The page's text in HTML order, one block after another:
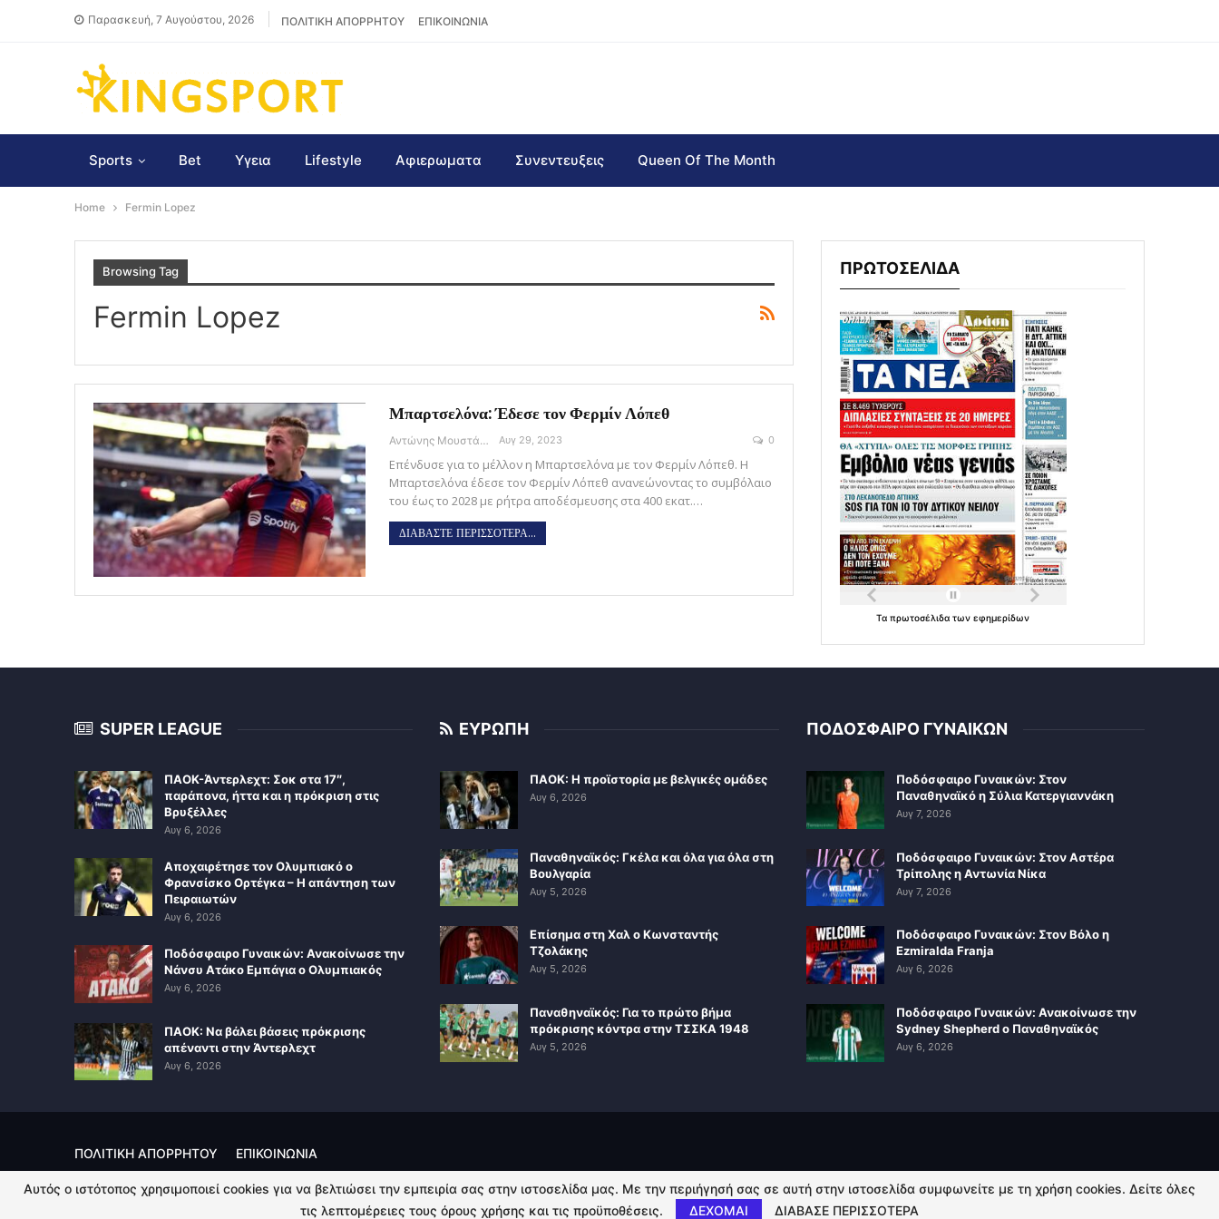
Παρασκευή, 7 Αυγούστου, 2026 ΠΟΛΙΤΙΚΗ ΑΠΟΡΡΗΤΟΥ ΕΠΙΚΟΙΝΩΝΙΑ
Sports Bet Υγεια Lifestyle Αφιερωματα Συνεντευξεις Queen Of The Month
Home Fermin Lopez
Browsing Tag
Fermin Lopez
Μπαρτσελόνα: Έδεσε τον Φερμίν Λόπεθ
Αντώνης Μουστάκας Αυγ 29, 2023 0
Επένδυσε για το μέλλον η Μπαρτσελόνα με τον Φερμίν Λόπεθ. Η
Μπαρτσελόνα έδεσε τον Φερμίν Λόπεθ ανανεώνοντας το συμβόλαιο
του έως το 2028 με ρήτρα αποδέσμευσης στα 400 εκατ.…
ΔΙΑΒΑΣΤΕ ΠΕΡΙΣΣΟΤΕΡΑ...
ΠΡΩΤΟΣΕΛΙΔΑ
Ταπρωτοσέλιδατωνεφημερίδων
SUPER LEAGUE
ΠΑΟΚ-Άντερλεχτ: Σοκ στα 17″,
παράπονα, ήττα και η πρόκριση στις
Βρυξέλλες
Αυγ 6, 2026
Αποχαιρέτησε τον Ολυμπιακό ο
Φρανσίσκο Ορτέγκα – Η απάντηση των
Πειραιωτών
Αυγ 6, 2026
Ποδόσφαιρο Γυναικών: Ανακοίνωσε την
Νάνσυ Ατάκο Εμπάγια ο Ολυμπιακός
Αυγ 6, 2026
ΠΑΟΚ: Να βάλει βάσεις πρόκρισης
απέναντι στην Άντερλεχτ
Αυγ 6, 2026
ΕΥΡΩΠΗ
ΠΑΟΚ: Η προϊστορία με βελγικές ομάδες
Αυγ 6, 2026
Παναθηναϊκός: Γκέλα και όλα για όλα στη
Βουλγαρία
Αυγ 5, 2026
Επίσημα στη Χαλ ο Κωνσταντής
Τζολάκης
Αυγ 5, 2026
Παναθηναϊκός: Για το πρώτο βήμα
πρόκρισης κόντρα στην ΤΣΣΚΑ 1948
Αυγ 5, 2026
ΠΟΔΟΣΦΑΙΡΟ ΓΥΝΑΙΚΩΝ
Ποδόσφαιρο Γυναικών: Στον
Παναθηναϊκό η Σύλια Κατεργιαννάκη
Αυγ 7, 2026
Ποδόσφαιρο Γυναικών: Στον Αστέρα
Τρίπολης η Αντωνία Νίκα
Αυγ 7, 2026
Ποδόσφαιρο Γυναικών: Στον Βόλο η
Ezmiralda Franja
Αυγ 6, 2026
Ποδόσφαιρο Γυναικών: Ανακοίνωσε την
Sydney Shepherd ο Παναθηναϊκός
Αυγ 6, 2026
ΠΟΛΙΤΙΚΗ ΑΠΟΡΡΗΤΟΥ ΕΠΙΚΟΙΝΩΝΙΑ
© 2026 - Kingsport.gr. All Rights Reserved.
Αυτός ο ιστότοπος χρησιμοποιεί cookies για να βελτιώσει την εμπειρία σας στην ιστοσελίδα μας. Με την περιήγησή σας σε αυτή στην ιστοσελίδα συμφωνείτε με τη χρήση cookies. Δείτε όλες
τις λεπτομέρειες τους όρους χρήσης και τις προϋποθέσεις.
ΔΕΧΟΜΑΙ ΔΙΑΒΑΣΕ ΠΕΡΙΣΣΟΤΕΡΑ